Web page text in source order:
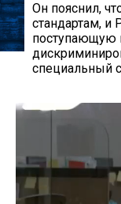
Он пояснил,
стандартам, и
поступающую
специальный